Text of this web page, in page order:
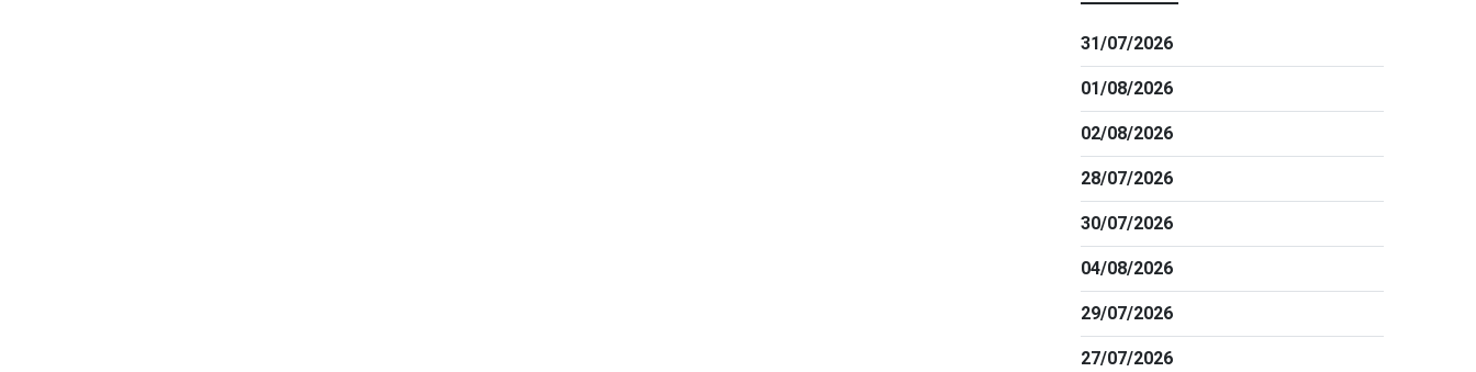
31/07/2026
01/08/2026
02/08/2026
28/07/2026
30/07/2026
04/08/2026
29/07/2026
27/07/2026